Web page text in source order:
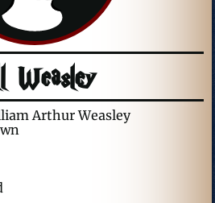
Weasley
Arthur Weasley